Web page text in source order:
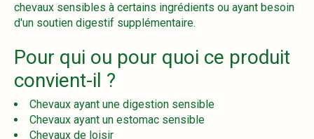
chevaux sensibles à certains ingrédients ou ayant besoin
d'un soutien digestif supplémentaire.
Pour qui ou pour quoi ce produit
convient-il ?
Chevaux ayant une digestion sensible
Chevaux ayant un estomac sensible
Chevaux de loisir